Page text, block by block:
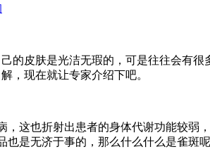
的皮肤是光洁无瑕的，可是往往会有
，现在就让专家介绍下吧。
，这也折射出患者的身体代谢功能较弱
也是无济于事的，那么什么什么是雀斑